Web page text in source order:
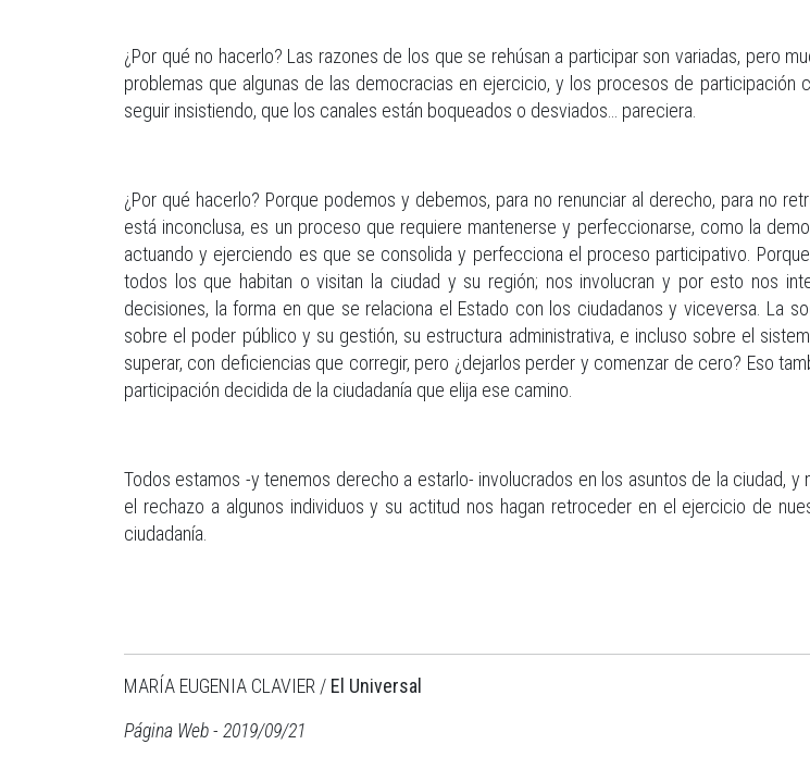
¿Por qué no hacerlo? Las razones de los que se rehúsan a participar son variadas, pero
problemas que algunas de las democracias en ejercicio, y los procesos de participación
seguir insistiendo, que los canales están boqueados o desviados… pareciera.
¿Por qué hacerlo? Porque podemos y debemos, para no renunciar al derecho, para no
está inconclusa, es un proceso que requiere mantenerse y perfeccionarse, como la
actuando y ejerciendo es que se consolida y perfecciona el proceso participativo.
todos los que habitan o visitan la ciudad y su región; nos involucran y por esto nos
decisiones, la forma en que se relaciona el Estado con los ciudadanos y viceversa. La
sobre el poder público y su gestión, su estructura administrativa, e incluso sobre el
superar, con deficiencias que corregir, pero ¿dejarlos perder y comenzar de cero? Eso
participación decidida de la ciudadanía que elija ese camino.
Todos estamos -y tenemos derecho a estarlo- involucrados en los asuntos de la ciudad,
el rechazo a algunos individuos y su actitud nos hagan retroceder en el ejercicio de
ciudadanía.
MARÍA EUGENIA CLAVIER / El Universal
Página Web - 2019/09/21